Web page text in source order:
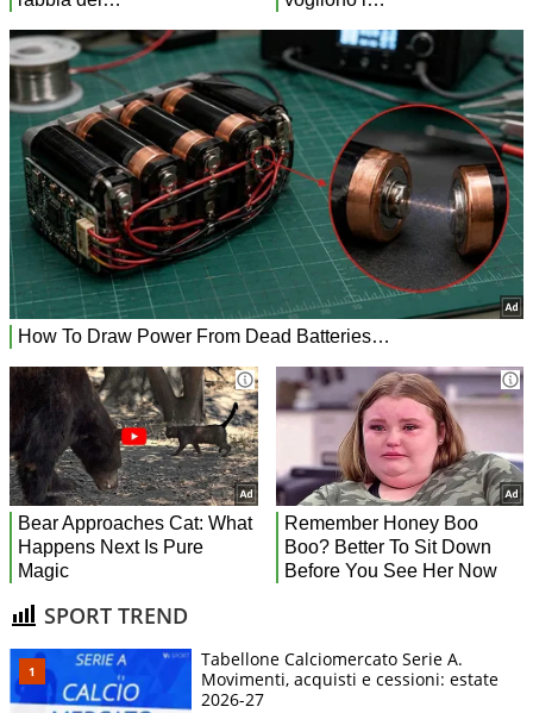
SPORT TREND
Tabellone Calciomercato Serie A.
Movimenti, acquisti e cessioni: estate
2026-27